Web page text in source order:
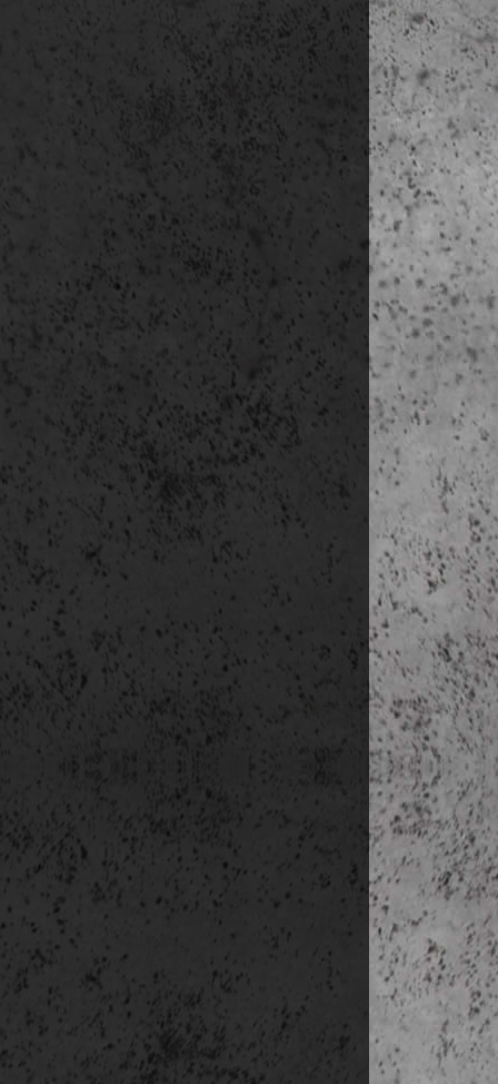
szállás:
3. nap(júni. 8.,
délelőtt
főbb
kora délután
Vasa
Skanzen
Moderna
Nordiska
Abba
szállás:
4. nap(júni.
délelőtt